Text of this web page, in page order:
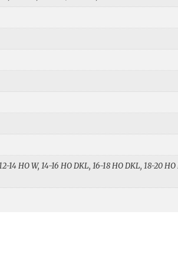
14 HO W, 14-16 HO DKL, 16-18 HO DKL, 18-20